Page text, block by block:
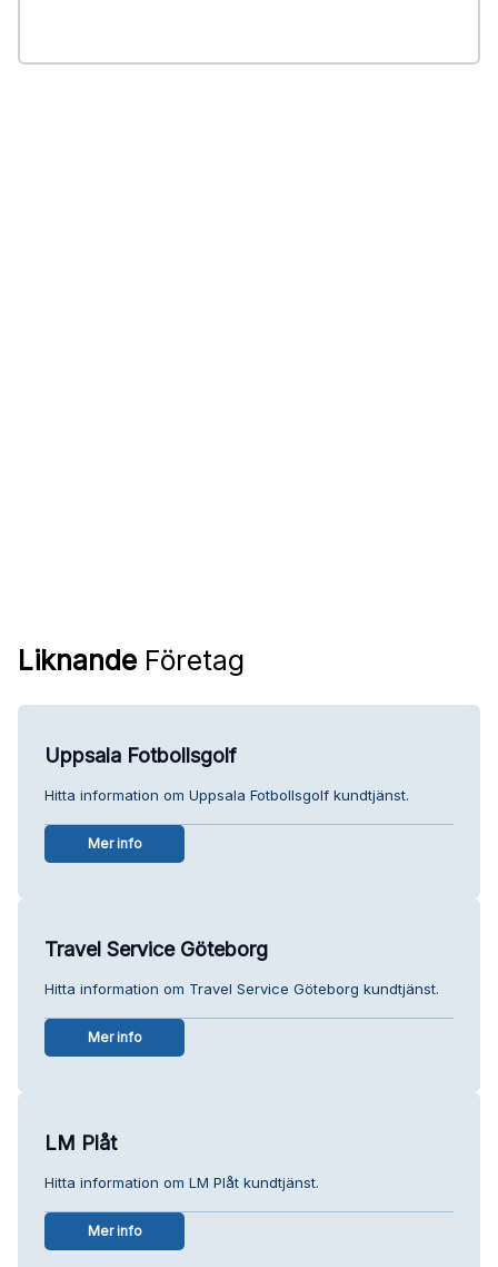
Liknande Företag
Uppsala Fotbollsgolf
Hitta information om Uppsala Fotbollsgolf kundtjänst.
Mer info
Travel Service Göteborg
Hitta information om Travel Service Göteborg kundtjänst.
Mer info
LM Plåt
Hitta information om LM Plåt kundtjänst.
Mer info